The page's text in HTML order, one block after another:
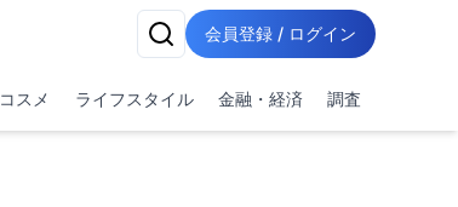
会員登録 / ログイン
コスメ ライフスタイル 金融・経済 調査